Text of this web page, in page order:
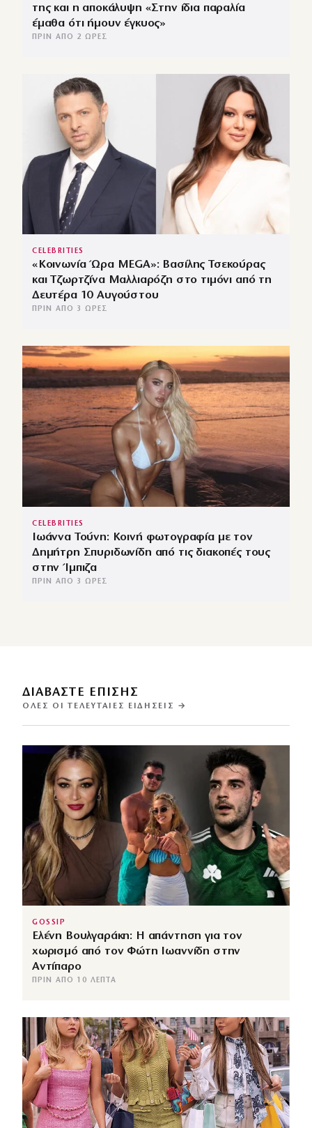
της και η αποκάλυψη «Στην ίδια παραλία
έμαθα ότι ήμουν έγκυος»
ΠΡΙΝ ΑΠΌ 2 ΏΡΕΣ
CELEBRITIES
«Κοινωνία Ώρα MEGA»: Βασίλης Τσεκούρας
και Τζωρτζίνα Μαλλιαρόζη στο τιμόνι από τη
Δευτέρα 10 Αυγούστου
ΠΡΙΝ ΑΠΌ 3 ΏΡΕΣ
CELEBRITIES
Ιωάννα Τούνη: Κοινή φωτογραφία με τον
Δημήτρη Σπυριδωνίδη από τις διακοπές τους
στην Ίμπιζα
ΠΡΙΝ ΑΠΌ 3 ΏΡΕΣ
ΔΙΑΒΑΣΤΕ ΕΠΙΣΗΣ
ΌΛΕΣ ΟΙ ΤΕΛΕΥΤΑΊΕΣ ΕΙΔΉΣΕΙΣ →
GOSSIP
Ελένη Βουλγαράκη: Η απάντηση για τον
χωρισμό από τον Φώτη Ιωαννίδη στην
Αντίπαρο
ΠΡΙΝ ΑΠΌ 10 ΛΕΠΤΆ